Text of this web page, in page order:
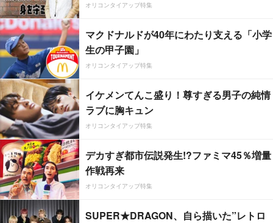
オリコンタイアップ特集
マクドナルドが40年にわたり支える「小学
生の甲子園」
オリコンタイアップ特集
イケメンてんこ盛り！尊すぎる男子の純情
ラブに胸キュン
オリコンタイアップ特集
デカすぎ都市伝説発生!?ファミマ45％増量
作戦再来
オリコンタイアップ特集
SUPER★DRAGON、自ら描いた”レトロ